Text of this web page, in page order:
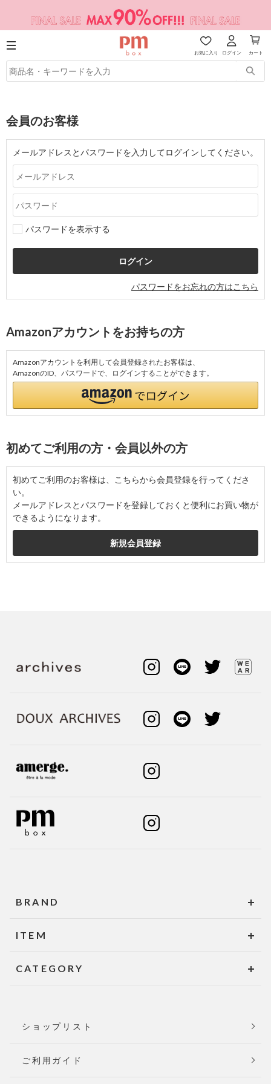
お気に入り ログイン カート
会員のお客様
メールアドレスとパスワードを入力してログインしてください。
パスワードを表示する
パスワードをお忘れの方はこちら
Amazonアカウントをお持ちの方
Amazonアカウントを利用して会員登録されたお客様は、
AmazonのID、パスワードで、ログインすることができます。
初めてご利用の方・会員以外の方
初めてご利用のお客様は、こちらから会員登録を行ってくださ
い。
メールアドレスとパスワードを登録しておくと便利にお買い物が
できるようになります。
BRAND
ITEM
CATEGORY
ショップリスト
ご利用ガイド